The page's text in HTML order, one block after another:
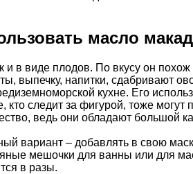
масло
и в виде плодов. По вкусу он
выпечку, напитки, сдабривают
кухне. Его
следит за фигурой, тоже могут
ведь они обладают большой
вариант – добавлять в свою
мешочки для ванны или для
в разы.